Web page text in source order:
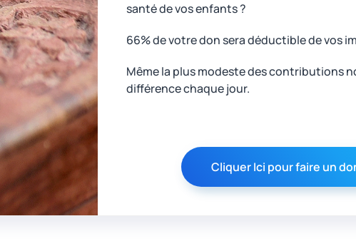
santé de vos enfants ?
66% de votre don sera déductible de vos
Même la plus modeste des contributions
différence chaque jour.
Cliquer Ici pour faire un